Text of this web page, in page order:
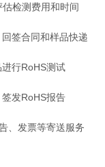
检测费用和时间
回签合同和样品快递
进行RoHS测试
发RoHS报告
、发票等寄送服务